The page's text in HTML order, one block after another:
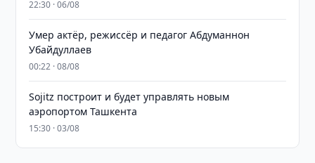
22:30 · 06/08
Умер актёр, режиссёр и педагог Абдуманнон
Убайдуллаев
00:22 · 08/08
Sojitz построит и будет управлять новым
аэропортом Ташкента
15:30 · 03/08